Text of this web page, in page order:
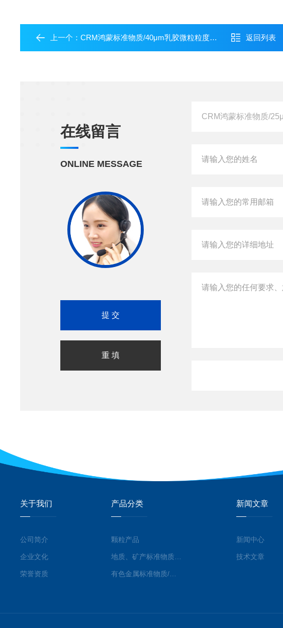
上一个：CRM鸿蒙标准物质/40μm乳胶微粒粒度标准物质 返回列表
在线留言
ONLINE MESSAGE
关于我们
公司简介
企业文化
荣誉资质
产品分类
颗粒产品
有色金属标准物质/标准品
新闻文章
新闻中心
技术文章